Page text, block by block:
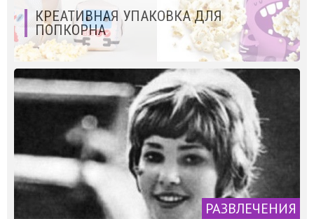
КРЕАТИВНАЯ УПАКОВКА ДЛЯ
ПОПКОРНА
РАЗВЛЕЧЕНИЯ